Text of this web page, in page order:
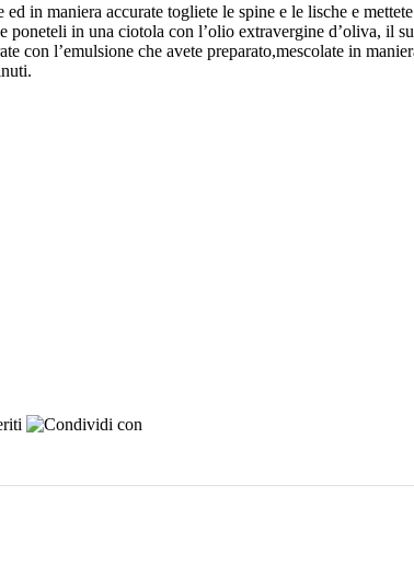
in maniera accurate togliete le spine e le lische e
in una ciotola con l’olio extravergine d’oliva, il
con l’emulsione che avete preparato,mescolate in